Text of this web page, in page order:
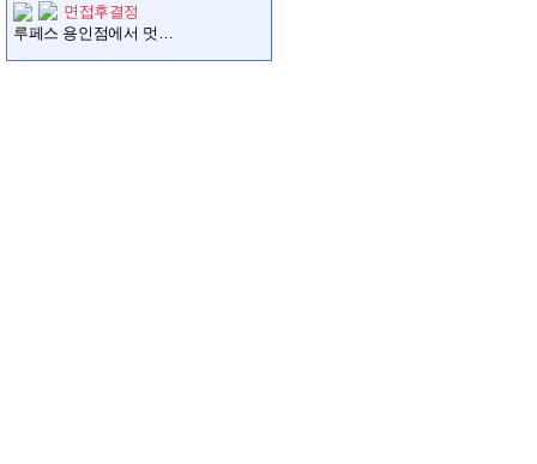
면접후결정
루페스 용인점에서 멋징 찐~경력자님 오래동안 함께할 가족을 모십니다~